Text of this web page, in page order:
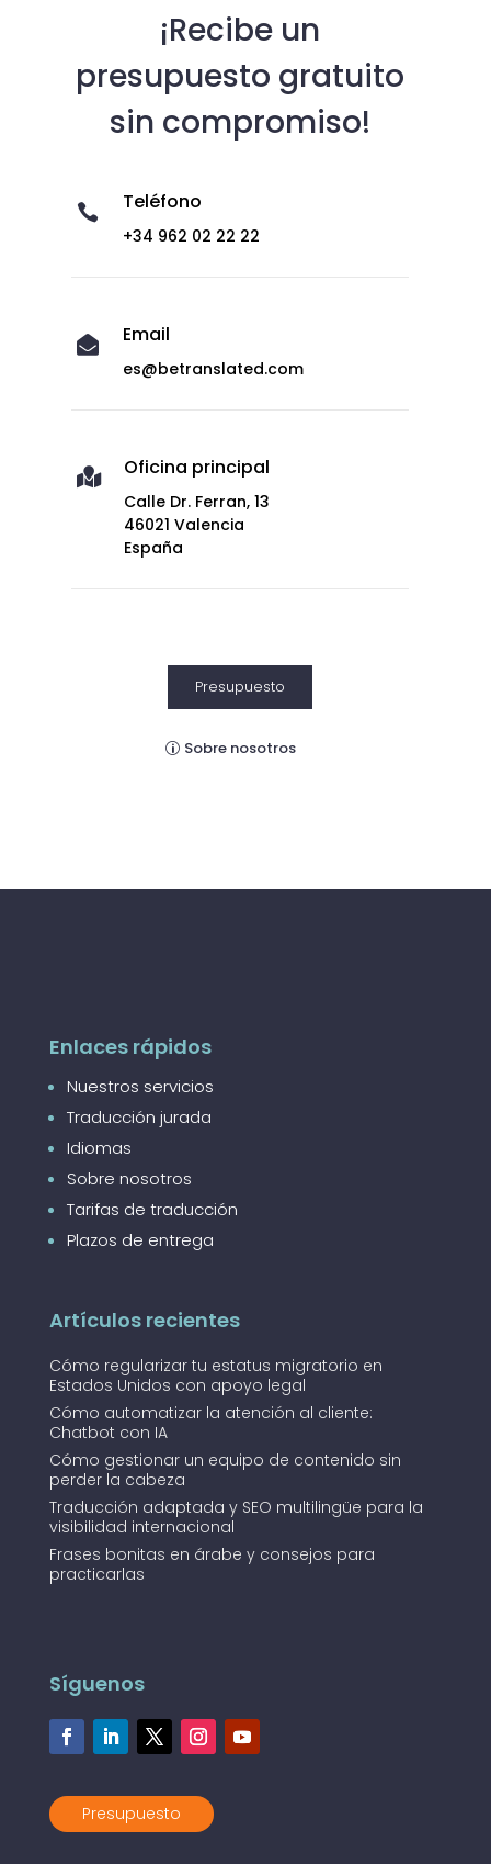
¡Recibe un
presupuesto gratuito
sin compromiso!
 Teléfono
+34 962 02 22 22
 Email
es@betranslated.com
 Oficina principal
Calle Dr. Ferran, 13
46021 Valencia
España
Presupuesto
Sobre nosotros
Enlaces rápidos
Nuestros servicios
Traducción jurada
Idiomas
Sobre nosotros
Tarifas de traducción
Plazos de entrega
Artículos recientes
Cómo regularizar tu estatus migratorio en
Estados Unidos con apoyo legal
Cómo automatizar la atención al cliente:
Chatbot con IA
Cómo gestionar un equipo de contenido sin
perder la cabeza
Traducción adaptada y SEO multilingüe para la
visibilidad internacional
Frases bonitas en árabe y consejos para
practicarlas
Síguenos
Presupuesto